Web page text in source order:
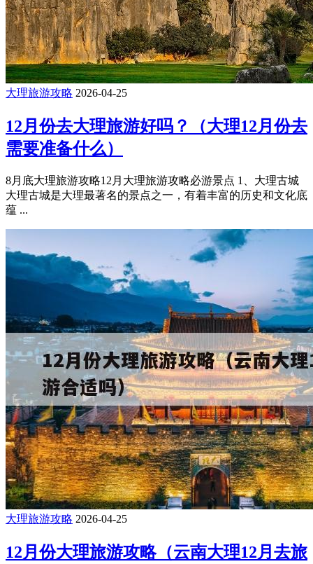
大理旅游攻略 2026-04-25
12月份去大理旅游好吗？（大理12月份去
需要准备什么）
8月底大理旅游攻略12月大理旅游攻略必游景点 1、大理古城
大理古城是大理最著名的景点之一，有着丰富的历史和文化底
蕴 ...
大理旅游攻略 2026-04-25
12月份大理旅游攻略（云南大理12月去旅